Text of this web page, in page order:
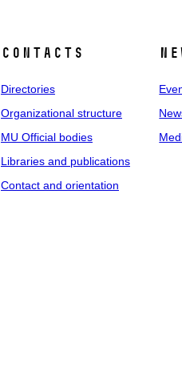
Contacts
Directories
Organizational structure
MU Official bodies
Libraries and publications
Contact and orientation